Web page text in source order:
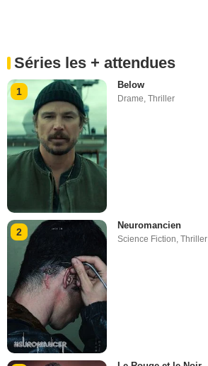
Séries les + attendues
1
Below
Drame ,Thriller
2
Neuromancien
Science Fiction,Thriller